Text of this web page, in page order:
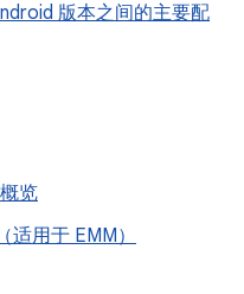
版本之间的主要配
览
用于 EMM）